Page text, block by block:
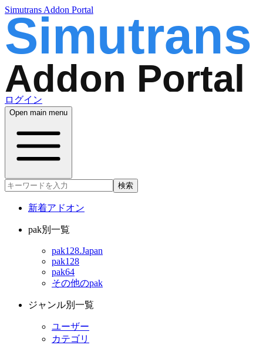
Simutrans Addon Portal
ログイン
Open main menu
検索
新着アドオン
pak別一覧
pak128.Japan
pak128
pak64
その他のpak
ジャンル別一覧
ユーザー
カテゴリ